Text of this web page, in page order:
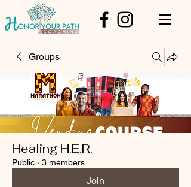
Groups
Healing H.E.R.
Public · 3 members
Join